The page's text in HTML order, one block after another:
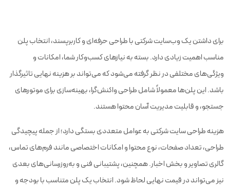
برای داشتن یک وب‌سایت شرکتی با طراحی حرفه‌ای و کاربرپسند، انتخاب پلن
مناسب اهمیت زیادی دارد. بسته به نیازهای کسب‌وکار شما، امکانات و
ویژگی‌های مختلفی در نظر گرفته می‌شود که می‌تواند بر هزینه نهایی تاثیرگذار
باشد. این پلن‌ها معمولاً شامل طراحی واکنش‌گرا، بهینه‌سازی برای موتورهای
جستجو، و قابلیت مدیریت آسان محتوا هستند.
هزینه طراحی سایت شرکتی به عوامل متعددی بستگی دارد؛ از جمله پیچیدگی
طراحی، تعداد صفحات، نوع محتوا و امکانات اختصاصی مانند فرم‌های تماس،
گالری تصاویر و بخش اخبار. همچنین، پشتیبانی فنی و به‌روزرسانی‌های بعدی
نیز می‌تواند در قیمت نهایی لحاظ شود. انتخاب یک پلن متناسب با بودجه و